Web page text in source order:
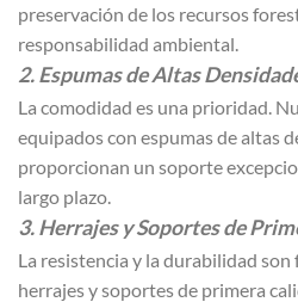
preservación de los recursos
responsabilidad ambiental.
2. Espumas de Altas
La comodidad es una prioridad.
equipados con espumas de altas
proporcionan un soporte
largo plazo.
3. Herrajes y Soportes de
La resistencia y la durabilidad
herrajes y soportes de primera